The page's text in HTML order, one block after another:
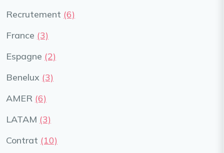
Recrutement (6)
France (3)
Espagne (2)
Benelux (3)
AMER (6)
LATAM (3)
Contrat (10)